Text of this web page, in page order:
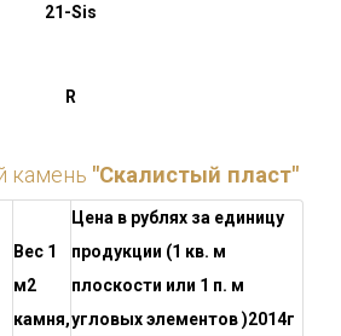
21-Sis
R
камень "Скалистый пласт"
Вес 1
м2
камня,
Цена в рублях за единицу
продукции (1 кв. м
плоскости или 1 п. м
угловых элементов )2014г